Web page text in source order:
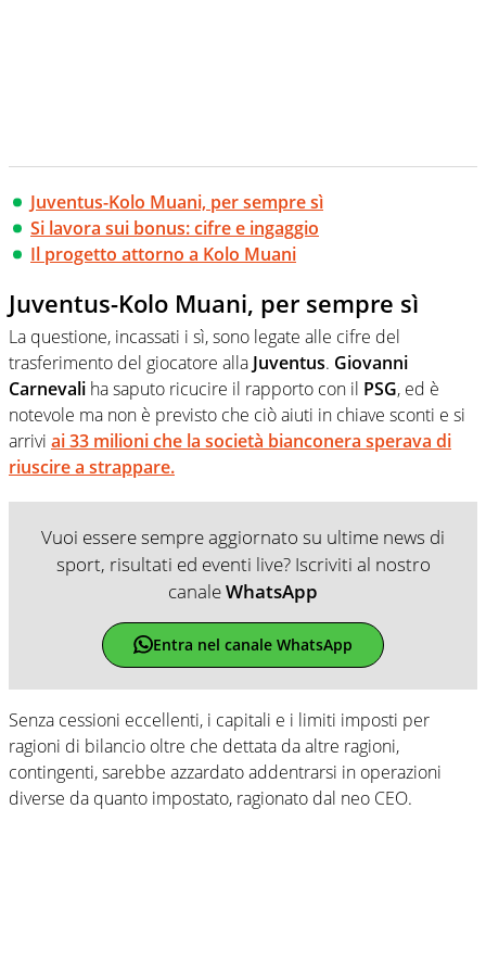
Juventus-Kolo Muani, per sempre sì
Si lavora sui bonus: cifre e ingaggio
Il progetto attorno a Kolo Muani
Juventus-Kolo Muani, per sempre sì
La questione, incassati i sì, sono legate alle cifre del
trasferimento del giocatore alla Juventus. Giovanni
Carnevali ha saputo ricucire il rapporto con il PSG, ed è
notevole ma non è previsto che ciò aiuti in chiave sconti e si
arrivi ai 33 milioniche la società bianconera sperava di
riuscire a strappare.
Vuoi essere sempre aggiornato su ultime news di
sport, risultati ed eventi live? Iscriviti al nostro
canaleWhatsApp
Entra nel canale WhatsApp
Senza cessioni eccellenti, i capitali e i limiti imposti per
ragioni di bilancio oltre che dettata da altre ragioni,
contingenti, sarebbe azzardato addentrarsi in operazioni
diverse da quanto impostato, ragionato dal neo CEO.